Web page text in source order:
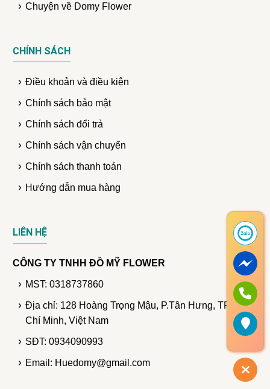
Chuyện về Domy Flower
CHÍNH SÁCH
Điều khoản và điều kiện
Chính sách bảo mật
Chính sách đổi trả
Chính sách vận chuyển
Chính sách thanh toán
Hướng dẫn mua hàng
LIÊN HỆ
CÔNG TY TNHH ĐỒ MỸ FLOWER
MST: 0318737860
Địa chỉ: 128 Hoàng Trọng Mậu, P.Tân Hưng, TP. Hồ
Chí Minh, Việt Nam
SĐT: 0934090993
Email: Huedomy@gmail.com